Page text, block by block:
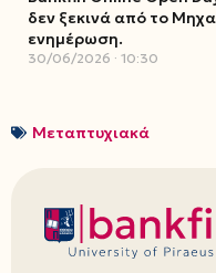
δεν ξεκινά από το
ενημέρωση.
30/06/2026 10:30
Μεταπτυχιακά